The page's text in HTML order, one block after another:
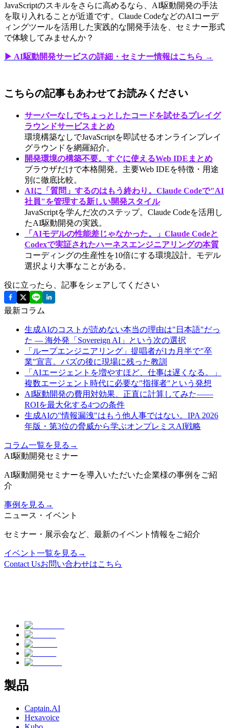
JavaScriptのスキルをさらに高めるなら、AI駆動開発の手法
を取り入れることが近道です。Claude CodeなどのAIコーデ
ィングツールを活用した実践的な開発手法を、セミナー形式
で体験してみませんか？
▶ AI駆動開発サービスの詳細・セミナー情報はこちら →
こちらの記事もあわせてお読みください
サーバーなしでちょっとしたコードを試せるプレイグ
ラウンドサービスまとめ
環境構築なしでJavaScriptを即試せるオンラインプレイ
グラウンドを網羅紹介。
開発環境の構築不要。すぐに使えるWeb IDEまとめ
ブラウザだけで本格開発。主要Web IDEを特徴・用途
別に徹底比較。
AIに「質問」するのはもう終わり。Claude Codeで"AI
社員"を管理する新しい開発スタイル
JavaScriptを学んだ次のステップ。Claude Codeを活用し
たAI駆動開発の実践。
「AIモデルの性能差じゃなかった。」Claude Codeと
Codexで実証されたハーネスエンジニアリングの本質
コーディングの生産性を10倍にする環境設計。モデル
選択より大事なことがある。
役に立ったら、記事をシェアしてください
最新コラム
生成AIのコストが読めない本当の理由は"日本語"だっ
た ― 海外発「Sovereign AI」という次の選択
「ループエンジニアリング」提唱者が1カ月半で"卒
業"宣言。バズの後に現場に残った教訓
「AIエージェントを増やすほど、仕事は遅くなる。」
複数エージェント時代に必要な"指揮者"という発想
AI駆動開発の費用対効果、正直に計算してみた——
ROIを最大化する4つの条件
生成AIの"情報漏洩"はもう他人事ではない。IPA 2026
年版・第3位の脅威から学ぶオンプレミスAI戦略
コラム一覧を見る →
AI駆動開発セミナー
AI駆動開発セミナーを導入いただいた企業様の事例をご紹
介
事例を見る →
ニュース・イベント
セミナー・展示会など、最新のイベント情報をご紹介
イベント一覧を見る →
Contact Usお問い合わせはこちら
製品
Captain.AI
Hexavoice